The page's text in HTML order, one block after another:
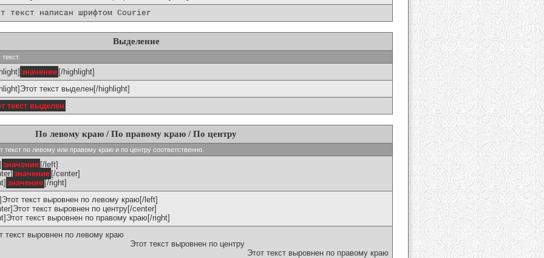
текст написан шрифтом Courier
Выделение
значение [/highlight]
текст выделен[/highlight]
текст выделен
По левому краю / По правому краю / По центру
по левому или правому краю и по центру соответственно.
значение [/left]
значение [/center]
значение [/right]
текст выровнен по левому краю[/left]
текст выровнен по центру[/center]
текст выровнен по правому краю[/right]
текст выровнен по левому краю
Этот текст выровнен по центру
Этот текст выровнен по правому краю